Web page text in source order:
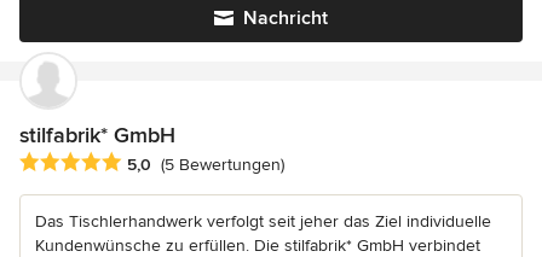
Nachricht
stilfabrik* GmbH
Durchschnittliche Bewertung: 5 von 5 Sternen
5,0 (5 Bewertungen)
Das Tischlerhandwerk verfolgt seit jeher das Ziel individuelle
Kundenwünsche zu erfüllen. Die stilfabrik* GmbH verbindet